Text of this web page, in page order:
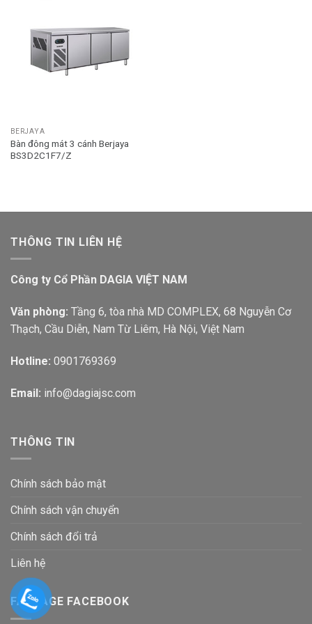
BERJAYA
Bàn đông mát 3 cánh Berjaya
BS3D2C1F7/Z
THÔNG TIN LIÊN HỆ
Công ty Cổ Phần DAGIA VIỆT NAM
Văn phòng: Tầng 6, tòa nhà MD COMPLEX, 68 Nguyễn Cơ
Thạch, Cầu Diễn, Nam Từ Liêm, Hà Nội, Việt Nam
Hotline: 0901769369
Email: info@dagiajsc.com
THÔNG TIN
Chính sách bảo mật
Chính sách vận chuyển
Chính sách đổi trả
Liên hệ
FANPAGE FACEBOOK